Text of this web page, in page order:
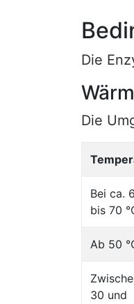
Die
Die
Bei ca.
bis 70
Ab 50
30 und